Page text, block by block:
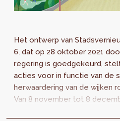
Het ontwerp van
6, dat op 28 oktober 2021
regering is goedgekeurd,
acties voor in functie van de
herwaardering van de wijken
Van 8 november tot 8